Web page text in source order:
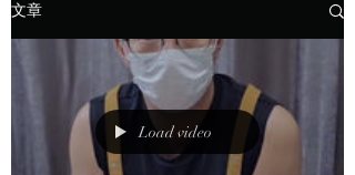
文章
Load video